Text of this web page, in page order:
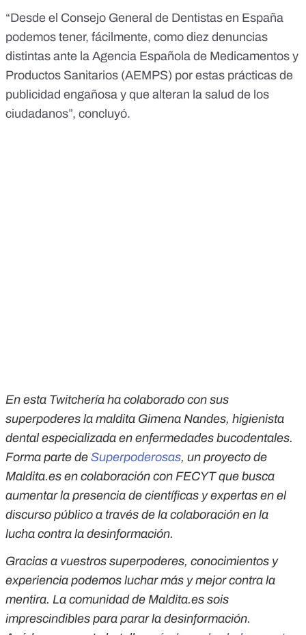
“Desde el Consejo General de Dentistas en España
podemos tener, fácilmente, como diez denuncias
distintas ante la Agencia Española de Medicamentos y
Productos Sanitarios (AEMPS) por estas prácticas de
publicidad engañosa y que alteran la salud de los
ciudadanos”, concluyó.
En esta Twitchería ha colaborado con sus
superpoderes la maldita Gimena Nandes, higienista
dental especializada en enfermedades bucodentales.
Forma parte de Superpoderosas, un proyecto de
Maldita.es en colaboración con FECYT que busca
aumentar la presencia de científicas y expertas en el
discurso público a través de la colaboración en la
lucha contra la desinformación.
Gracias a vuestros superpoderes, conocimientos y
experiencia podemos luchar más y mejor contra la
mentira. La comunidad de Maldita.es sois
imprescindibles para parar la desinformación.